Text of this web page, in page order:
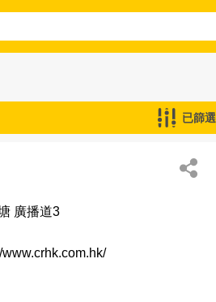
已篩選
廣播道3
www.crhk.com.hk/